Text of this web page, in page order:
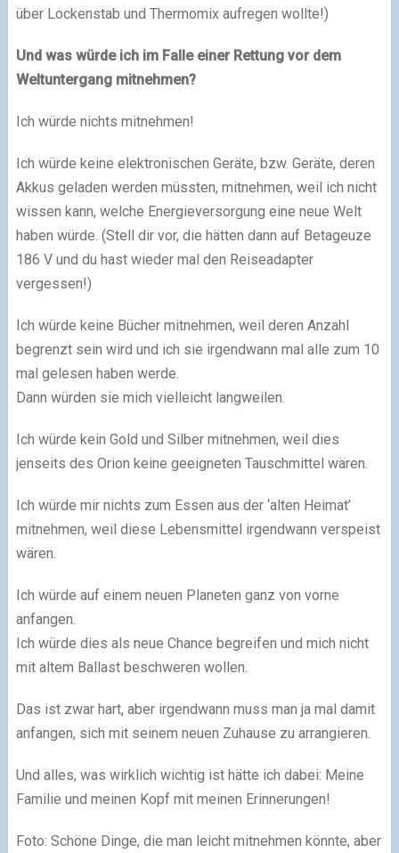
über Lockenstab und Thermomix aufregen wollte!)
Und was würde ich im Falle einer Rettung vor dem
Weltuntergang mitnehmen?
Ich würde nichts mitnehmen!
Ich würde keine elektronischen Geräte, bzw. Geräte, deren
Akkus geladen werden müssten, mitnehmen, weil ich nicht
wissen kann, welche Energieversorgung eine neue Welt
haben würde. (Stell dir vor, die hätten dann auf Betageuze
186 V und du hast wieder mal den Reiseadapter
vergessen!)
Ich würde keine Bücher mitnehmen, weil deren Anzahl
begrenzt sein wird und ich sie irgendwann mal alle zum 10
mal gelesen haben werde.
Dann würden sie mich vielleicht langweilen.
Ich würde kein Gold und Silber mitnehmen, weil dies
jenseits des Orion keine geeigneten Tauschmittel wären.
Ich würde mir nichts zum Essen aus der ‘alten Heimat’
mitnehmen, weil diese Lebensmittel irgendwann verspeist
wären.
Ich würde auf einem neuen Planeten ganz von vorne
anfangen.
Ich würde dies als neue Chance begreifen und mich nicht
mit altem Ballast beschweren wollen.
Das ist zwar hart, aber irgendwann muss man ja mal damit
anfangen, sich mit seinem neuen Zuhause zu arrangieren.
Und alles, was wirklich wichtig ist hätte ich dabei: Meine
Familie und meinen Kopf mit meinen Erinnerungen!
Foto: Schöne Dinge, die man leicht mitnehmen könnte, aber